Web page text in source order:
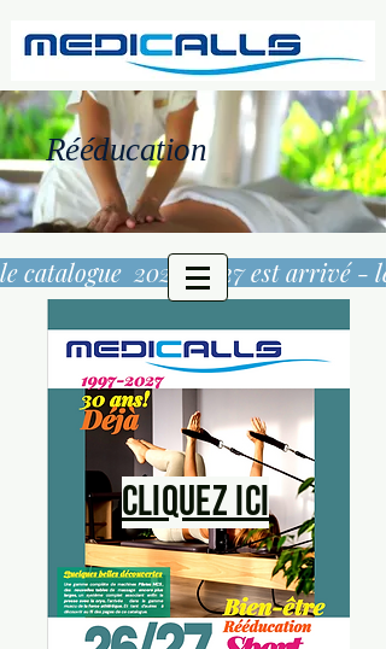
Rééducation
le catalogue  2026/2027 est arrivé -
Cliquez ici